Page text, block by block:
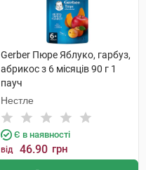
Gerber Пюре Яблуко, гарбуз,
абрикос з 6 місяців 90 г 1
пауч
Нестле
Є в наявності
від 46.90 грн